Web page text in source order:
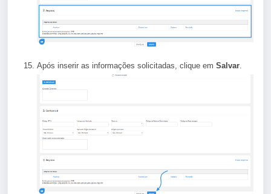
Após inserir as informações solicitadas, clique em Salvar